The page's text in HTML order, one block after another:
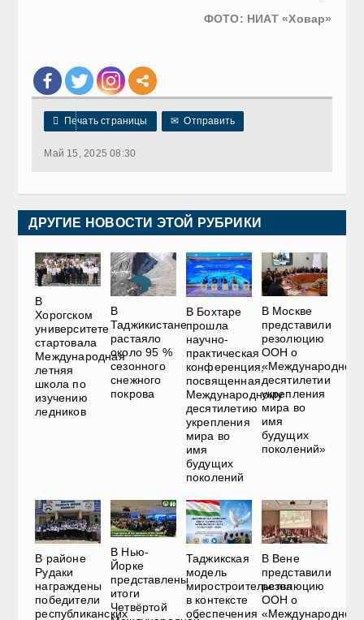
ФОТО: НИАТ «Ховар»
 Печать страницы ✉ Отправить
Май 15, 2025 08:30
ДРУГИЕ НОВОСТИ ЭТОЙ РУБРИКИ
В
Хорогском
университете
стартовала
Международная
летняя
школа по
изучению
ледников
В
Таджикистане
растаяло
около 95 %
сезонного
снежного
покрова
В Бохтаре
прошла
научно-
практическая
конференция,
посвященная
Международному
десятилетию
укрепления
мира во
имя
будущих
поколений
В Москве
представили
резолюцию
ООН о
«Международном
десятилетии
укрепления
мира во
имя
будущих
поколений»
В районе
Рудаки
награждены
победители
республиканских
В Нью-
Йорке
представлены
итоги
Четвёртой
Таджикская
модель
миростроительства
в контексте
обеспечения
В Вене
представили
резолюцию
ООН о
«Международном